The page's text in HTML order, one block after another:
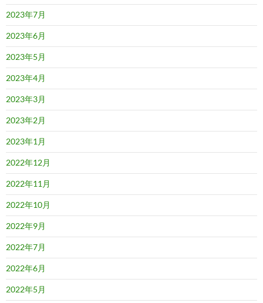
2023年7月
2023年6月
2023年5月
2023年4月
2023年3月
2023年2月
2023年1月
2022年12月
2022年11月
2022年10月
2022年9月
2022年7月
2022年6月
2022年5月